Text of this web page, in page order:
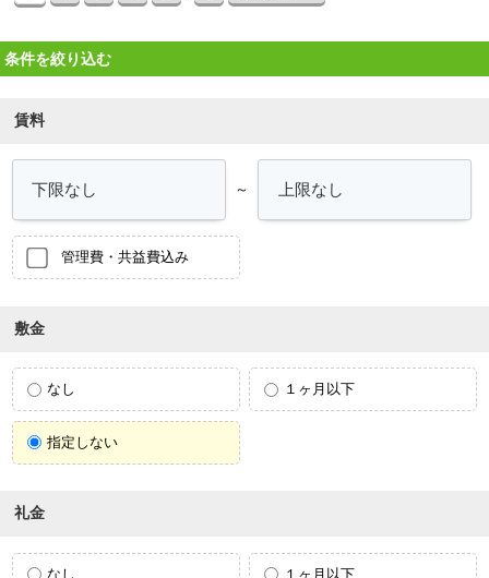
条件を絞り込む
賃料
～
管理費・共益費込み
敷金
なし １ヶ月以下
指定しない
礼金
なし １ヶ月以下